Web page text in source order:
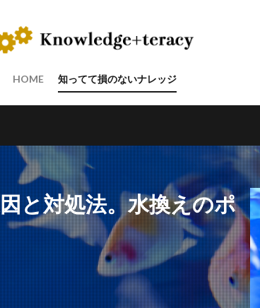
HOME 知ってて損のないナレッジ
と対処法。水換えのポ